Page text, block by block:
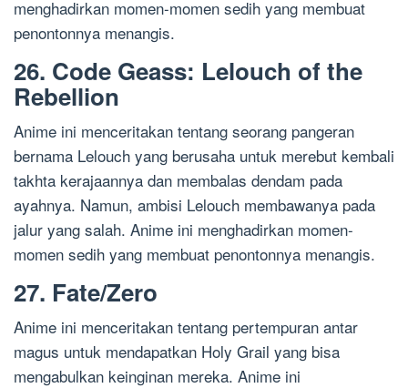
menghadirkan momen-momen sedih yang membuat
penontonnya menangis.
26. Code Geass: Lelouch of the
Rebellion
Anime ini menceritakan tentang seorang pangeran
bernama Lelouch yang berusaha untuk merebut kembali
takhta kerajaannya dan membalas dendam pada
ayahnya. Namun, ambisi Lelouch membawanya pada
jalur yang salah. Anime ini menghadirkan momen-
momen sedih yang membuat penontonnya menangis.
27. Fate/Zero
Anime ini menceritakan tentang pertempuran antar
magus untuk mendapatkan Holy Grail yang bisa
mengabulkan keinginan mereka. Anime ini